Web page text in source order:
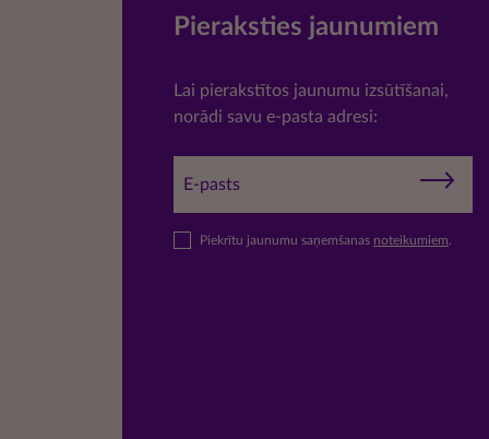
Pieraksties jaunumiem
Lai pierakstītos jaunumu izsūtīšanai,
norādi savu e-pasta adresi:
Piekrītu jaunumu saņemšanas noteikumiem.